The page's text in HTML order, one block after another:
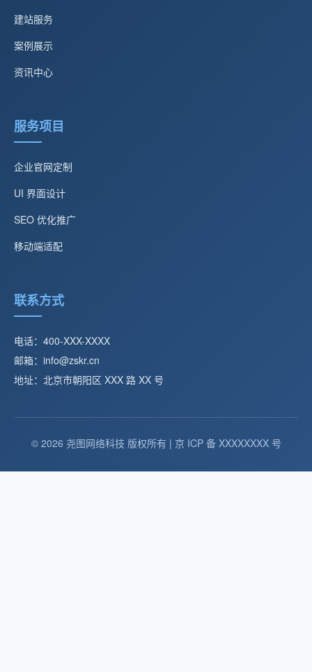
建站服务
案例展示
资讯中心
服务项目
企业官网定制
UI 界面设计
SEO 优化推广
移动端适配
联系方式
电话：400-XXX-XXXX
邮箱：info@zskr.cn
地址：北京市朝阳区 XXX 路 XX 号
© 2026 尧图网络科技 版权所有 | 京 ICP 备 XXXXXXXX 号